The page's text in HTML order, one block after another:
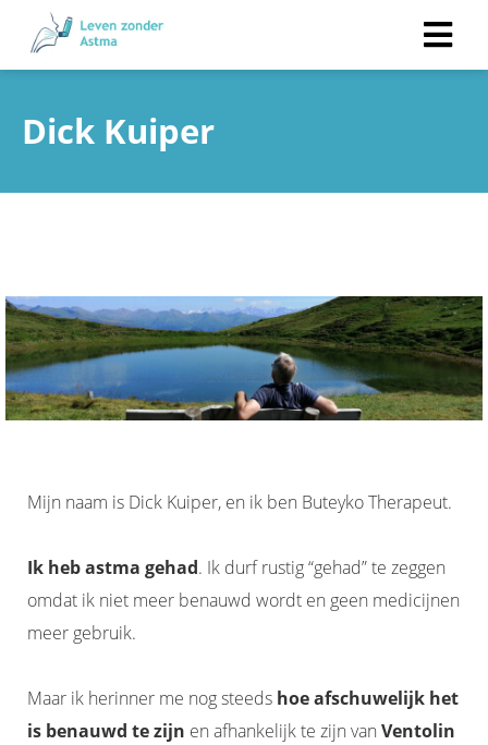
Dick Kuiper
Mijn naam is Dick Kuiper, en ik ben Buteyko Therapeut.
Ik heb astma gehad. Ik durf rustig “gehad” te zeggen
omdat ik niet meer benauwd wordt en geen medicijnen
meer gebruik.
Maar ik herinner me nog steeds hoe afschuwelijk het
is benauwd te zijn en afhankelijk te zijn van Ventolin